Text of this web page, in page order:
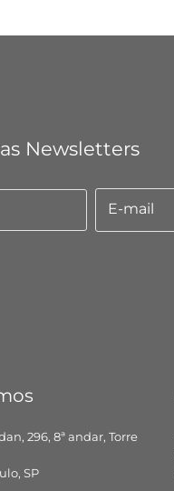
Newsletters
mail
E-mail
296, 8ª andar, Torre
SP